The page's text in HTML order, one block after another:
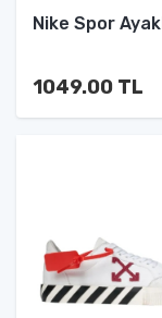
Nike Spor
1049.00 TL